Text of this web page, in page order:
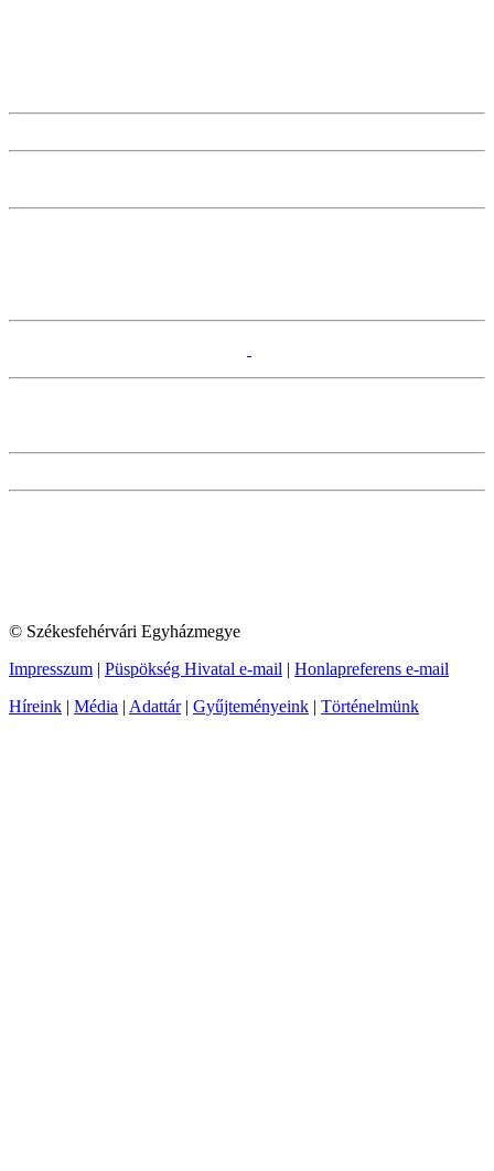
© Székesfehérvári Egyházmegye
Impresszum | Püspökség Hivatal e-mail | Honlapreferens e-mail
Híreink | Média | Adattár| Gyűjteményeink | Történelmünk